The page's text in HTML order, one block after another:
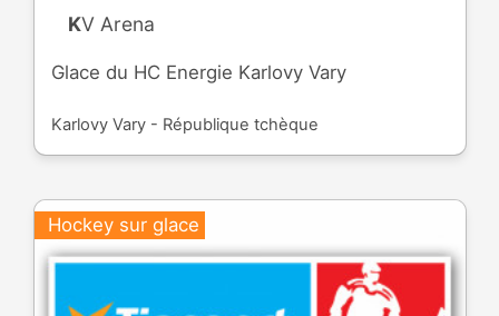
KV Arena
Glace du HC Energie Karlovy Vary
Karlovy Vary - République tchèque
Hockey sur glace